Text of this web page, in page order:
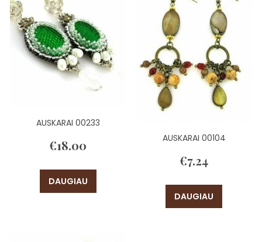
AUSKARAI 00233
€18.00
DAUGIAU
AUSKARAI 00104
€7.24
DAUGIAU